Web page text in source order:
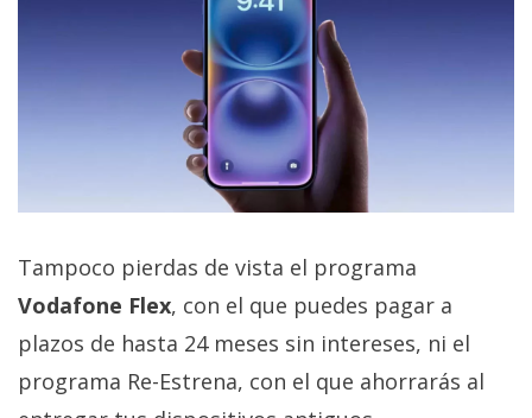
Tampoco pierdas de vista el programa
Vodafone Flex, con el que puedes pagar a
plazos de hasta 24 meses sin intereses, ni el
programa Re-Estrena, con el que ahorrarás al